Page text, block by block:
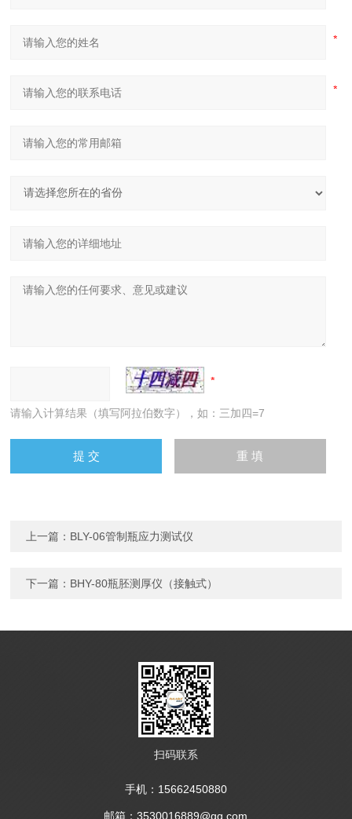
请输入计算结果（填写阿拉伯数字），如：三加四=7
上一篇： BLY-06管制瓶应力测试仪
下一篇： BHY-80瓶胚测厚仪（接触式）
扫码联系
手机：15662450880
邮箱：3530016889@qq.com